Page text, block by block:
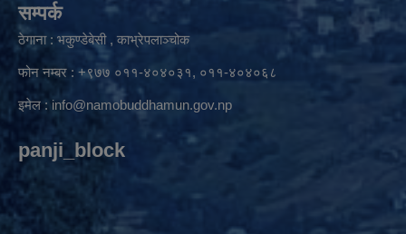
सम्पर्क
ठेगाना : भकुण्डेबेसी , काभ्रेपलाञ्चोक
फोन नम्बर : +९७७ ०११-४०४०३१, ०११-४०४०६८
इमेल : info@namobuddhamun.gov.np
panji_block